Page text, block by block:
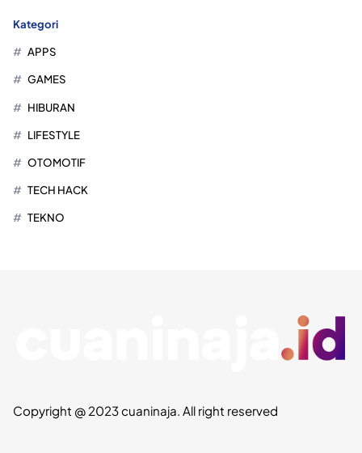
Kategori
APPS
GAMES
HIBURAN
LIFESTYLE
OTOMOTIF
TECH HACK
TEKNO
Copyright @ 2023 cuaninaja. All right reserved